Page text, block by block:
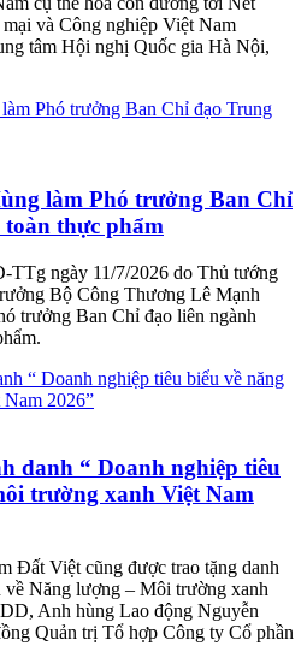
và Công nghiệp Việt Nam
tâm Hội nghị Quốc gia Hà Nội,
làm Phó trưởng Ban Chỉ
thực phẩm
TTg ngày 11/7/2026 do Thủ tướng
Bộ Công Thương Lê Mạnh
trưởng Ban Chỉ đạo liên ngành
danh “ Doanh nghiệp tiêu
trường xanh Việt Nam
Đất Việt cũng được trao tặng danh
về Năng lượng – Môi trường xanh
Anh hùng Lao động Nguyễn
Quản trị Tổ hợp Công ty Cổ phần